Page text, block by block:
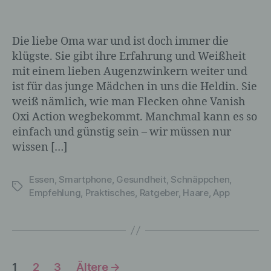
Die liebe Oma war und ist doch immer die
klügste. Sie gibt ihre Erfahrung und Weißheit
mit einem lieben Augenzwinkern weiter und
ist für das junge Mädchen in uns die Heldin. Sie
weiß nämlich, wie man Flecken ohne Vanish
Oxi Action wegbekommt. Manchmal kann es so
einfach und günstig sein – wir müssen nur
wissen […]
Schlagwörter
Essen, Smartphone, Gesundheit, Schnäppchen,
Empfehlung, Praktisches, Ratgeber, Haare,App
Seitennummerierung
1 2 3 Ältere →
c) Verarbeitung
Verarbeitung ist jeder mit oder ohne Hilfe
automatisierter Verfahren ausgeführte
Vorgang oder jede solche Vorgangsreihe
im Zusammenhang mit
personenbezogenen Daten wie das
Erheben, das Erfassen, die Organisation,
Auslesen, das Abfragen, die Verwendung,
die Offenlegung durch Übermittlung,
Verknüpfung, die Einschränkung, das